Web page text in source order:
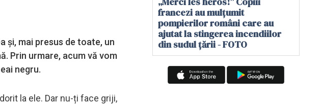
și, mai presus de toate, un
Prin urmare, acum vă vom
negru.
la ele. Dar nu-ți face griji,
francezi au mulțumit
pompierilor români care au
ajutat la stingerea incendiilor
din sudul țării - FOTO